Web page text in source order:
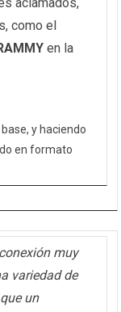
como el
en la
base, y haciendo
en formato
muy
variedad de
un